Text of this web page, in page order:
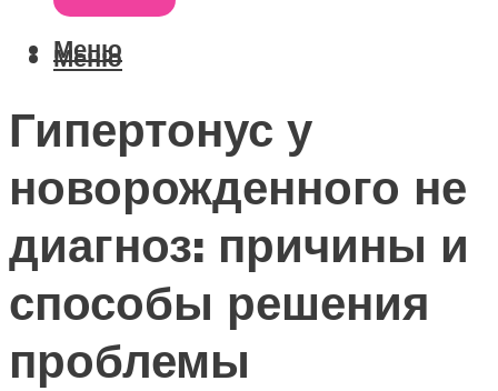
Меню
Меню
Гипертонус у
новорожденного не
диагноз: причины и
способы решения
проблемы